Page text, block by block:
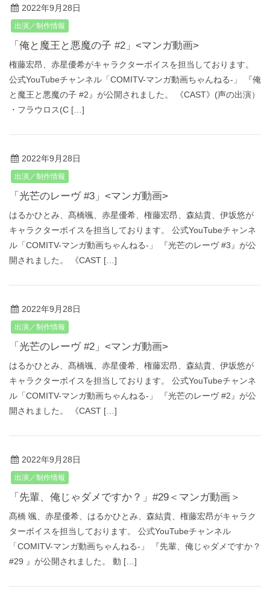
2022年9月28日
出演／制作情報
「俺と魔王と悪魔の子 #2」<マンガ動画>
権藤宏昂、赤星優希がキャラクターボイスを担当しております。
公式YouTubeチャンネル「COMITV-マンガ動画ちゃんねる‐」 『俺
と魔王と悪魔の子 #2』が公開されました。 《CAST》(声の出演）
・フラウロス(C […]
2022年9月28日
出演／制作情報
「光芒のレーヴ #3」<マンガ動画>
はるかひとみ、髙橋颯、赤星優希、権藤宏昂、森結貴、伊坂悠が
キャラクターボイスを担当しております。 公式YouTubeチャンネ
ル「COMITV-マンガ動画ちゃんねる‐」 『光芒のレーヴ #3』が公
開されました。 《CAST […]
2022年9月28日
出演／制作情報
「光芒のレーヴ #2」<マンガ動画>
はるかひとみ、髙橋颯、赤星優希、権藤宏昂、森結貴、伊坂悠が
キャラクターボイスを担当しております。 公式YouTubeチャンネ
ル「COMITV-マンガ動画ちゃんねる‐」 『光芒のレーヴ #2』が公
開されました。 《CAST […]
2022年9月28日
出演／制作情報
「先輩、俺じゃダメですか？」#29＜マンガ動画＞
髙橋 颯、赤星優希、はるかひとみ、森結貴、権藤宏昂がキャラク
ターボイスを担当しております。 公式YouTubeチャンネル
「COMITV-マンガ動画ちゃんねる‐」 『先輩、俺じゃダメですか？
#29 』が公開されました。 動 […]